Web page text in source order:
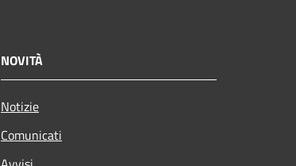
NOVITÀ
Notizie
Comunicati